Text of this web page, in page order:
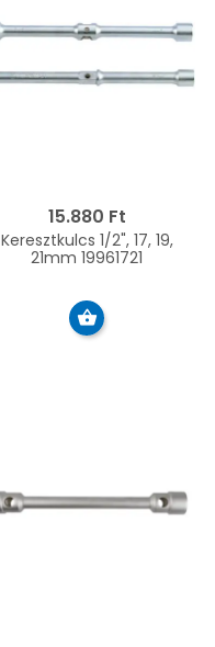
15.880 Ft
Keresztkulcs 1/2", 17, 19,
21mm 19961721